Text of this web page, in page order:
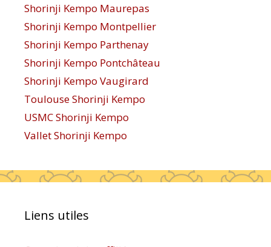
Shorinji Kempo Maurepas
Shorinji Kempo Montpellier
Shorinji Kempo Parthenay
Shorinji Kempo Pontchâteau
Shorinji Kempo Vaugirard
Toulouse Shorinji Kempo
USMC Shorinji Kempo
Vallet Shorinji Kempo
Liens utiles